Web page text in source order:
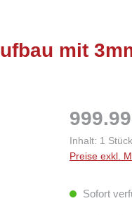
mit
Inhalt: 1 Stück
Preise exkl.
Sofort